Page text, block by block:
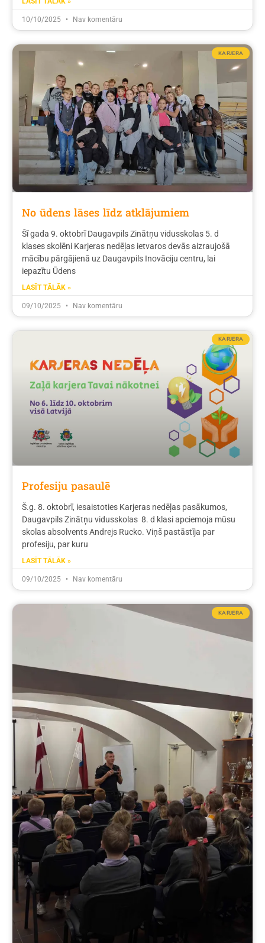
10/10/2025 Nav komentāru
KARJERA
No ūdens lāses līdz atklājumiem
Šī gada 9. oktobrī Daugavpils Zinātņu vidusskolas 5. d
klases skolēni Karjeras nedēļas ietvaros devās aizraujošā
mācību pārgājienā uz Daugavpils Inovāciju centru, lai
iepazītu Ūdens
LASĪT TĀLĀK »
09/10/2025 Nav komentāru
KARJERA
Profesiju pasaulē
Š.g. 8. oktobrī, iesaistoties Karjeras nedēļas pasākumos,
Daugavpils Zinātņu vidusskolas 8. d klasi apciemoja mūsu
skolas absolvents Andrejs Rucko. Viņš pastāstīja par
profesiju, par kuru
LASĪT TĀLĀK »
09/10/2025 Nav komentāru
KARJERA